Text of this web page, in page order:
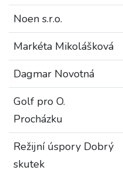
Noen s.r.o.
Markéta Mikolášková
Dagmar Novotná
Golf pro O.
Procházku
Režijní úspory Dobrý
skutek